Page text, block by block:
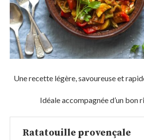
Une recette légère, savoureuse et
Idéale accompagnée d’un bon
Ratatouille provençale